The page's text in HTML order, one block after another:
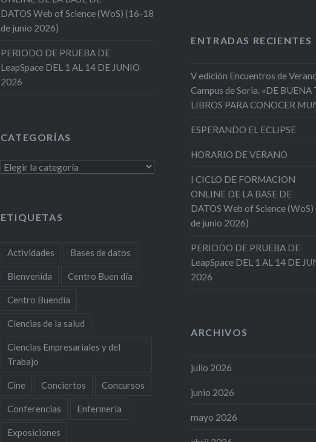
DATOS Web of Science (WoS) (16-18
de junio 2026)
PERIODO DE PRUEBA DE
LeapSpace DEL 1 AL 14 DE JUNIO
2026
ENTRADAS RECIENTES
V edición Encuentros de
Campus de Soria. «DE
LIBROS PARA CONOCER
ESPERANDO EL ECLIPSE
HORARIO DE VERANO
I CICLO DE FORMACION
ONLINE DE LA BASE DE
DATOS Web of Science
de junio 2026)
PERIODO DE PRUEBA DE
LeapSpace DEL 1 AL 14 DE
2026
CATEGORÍAS
Categorías
ETIQUETAS
Actividades Bases de datos
Bienvenida Centro Buen día
Centro Buendía
Ciencias de la salud
Ciencias Empresariales y del
Trabajo
Cine Conciertos Concursos
Conferencias Enfermería
Exposiciones
ARCHIVOS
julio 2026
junio 2026
mayo 2026